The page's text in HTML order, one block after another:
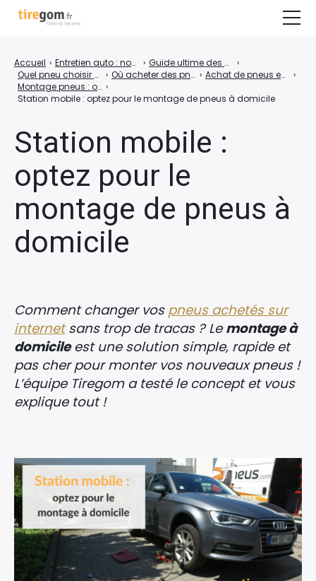
Station mobile :
optez pour le
montage de pneus à
domicile
Accueil › Entretien auto : nos conseils pour prendre soin de sa voiture › Guide ultime des pneus voitures : conseils, entretien, achat
›
Quel pneu choisir pour ma voiture ? 7 conseils pour faire le bon choix !
› Où acheter des pneus neufs ? › Achat de pneus en ligne : est-ce vraiment plus intéressant ?
›
Montage pneus : où monter des pneus achetés sur Internet ? ›
Station mobile : optez pour le montage de pneus à domicile
Comment changer vos pneus achetés sur
internetsans trop de tracas ? Le montage à
domicileest une solution simple, rapide et
pas cher pour monter vos nouveaux pneus !
L’équipe Tiregom a testé le concept et vous
explique tout !
Tests & Comparatifs
COMPARER LES PRIX DES PNEUS